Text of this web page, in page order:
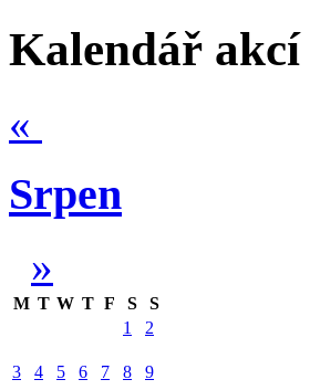
Kalendář akcí
«
Srpen
»
M T W T F S
S
1
2
3 4 5 6 7 8 9